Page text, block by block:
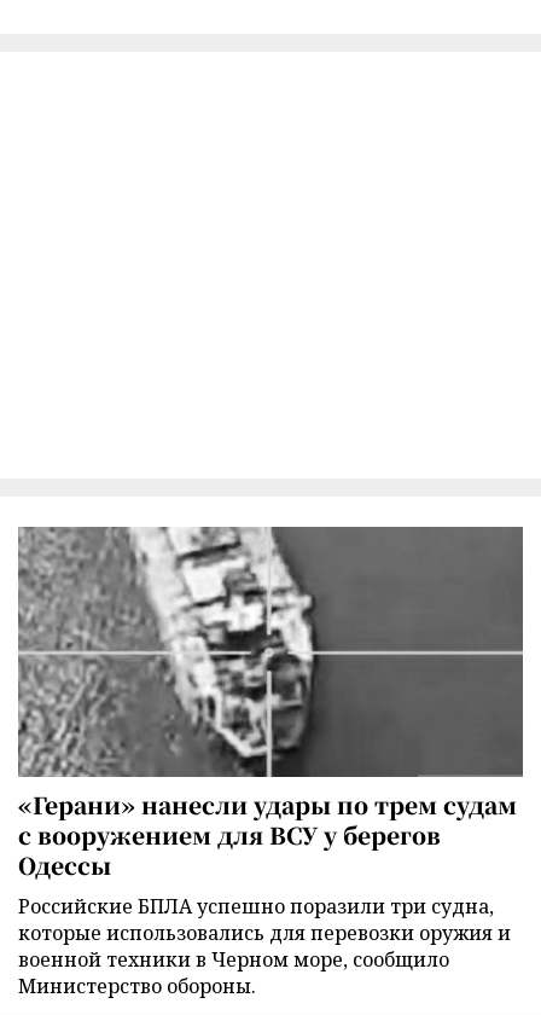
«Герани» нанесли удары по трем судам
с вооружением для ВСУ у берегов
Одессы
Российские БПЛА успешно поразили три судна,
которые использовались для перевозки оружия и
военной техники в Черном море, сообщило
Министерство обороны.